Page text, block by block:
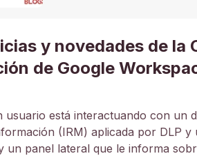
y novedades de la
de Google
usuario está interactuando con un
(IRM) aplicada por DLP
un panel lateral que le informa